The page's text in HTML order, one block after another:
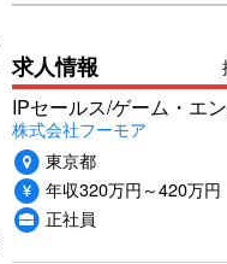
求人情報
IPセールス/ゲーム・エ
株式会社フーモア
東京都
年収320万円～420万円
正社員